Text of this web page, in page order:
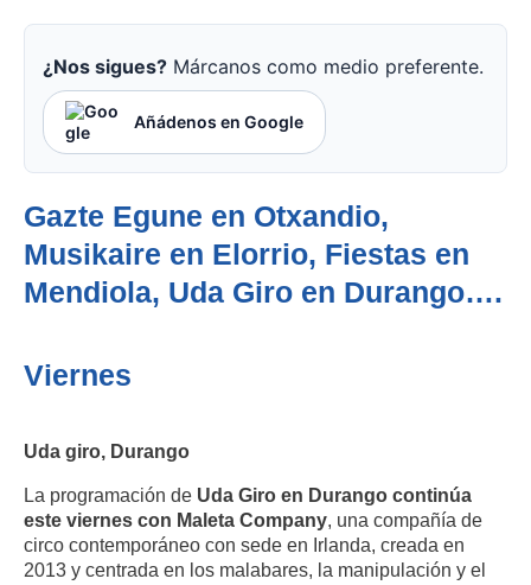
¿Nos sigues? Márcanos como medio preferente.
Añádenos en Google
Gazte Egune en Otxandio,
Musikaire en Elorrio, Fiestas en
Mendiola, Uda Giro en Durango….
Viernes
Uda giro, Durango
La programación de Uda Giro en Durango continúa
este viernes con Maleta Company, una compañía de
circo contemporáneo con sede en Irlanda, creada en
2013 y centrada en los malabares, la manipulación y el